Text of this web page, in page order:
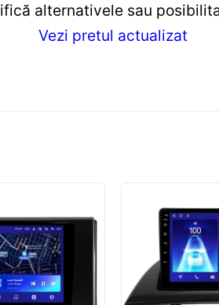
alternativele sau
Vezi pretul actualizat